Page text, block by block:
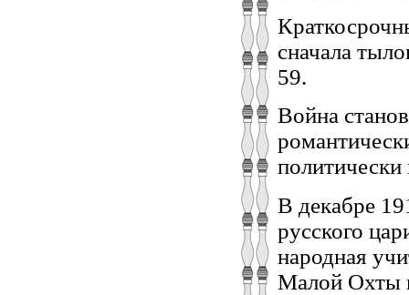
сначала
59.
Война
В декабре
русского
народная
Малой Охты